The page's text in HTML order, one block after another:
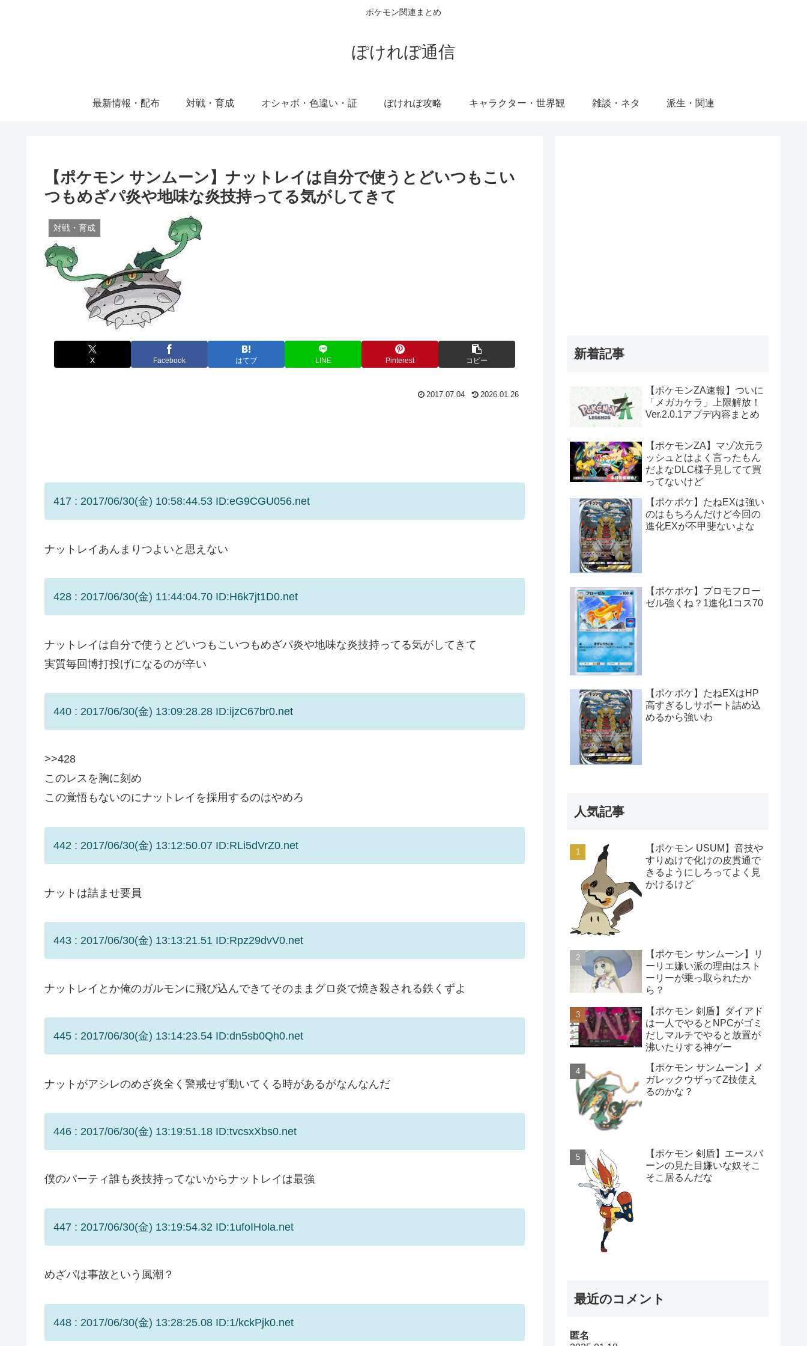
ポケモン関連まとめ
ぽけれぽ通信
最新情報・配布 対戦・育成 オシャボ・色違い・証 ぽけれぽ攻略 キャラクター・世界観 雑談・ネタ 派生・関連
【ポケモン サンムーン】ナットレイは自分で使うとどいつもこい
つもめざパ炎や地味な炎技持ってる気がしてきて
対戦・育成
X Facebook はてブ LINE Pinterest コピー
2017.07.04 2026.01.26
417 : 2017/06/30(金) 10:58:44.53 ID:eG9CGU056.net
ナットレイあんまりつよいと思えない
428 : 2017/06/30(金) 11:44:04.70 ID:H6k7jt1D0.net
ナットレイは自分で使うとどいつもこいつもめざパ炎や地味な炎技持ってる気がしてきて
実質毎回博打投げになるのが辛い
440 : 2017/06/30(金) 13:09:28.28 ID:ijzC67br0.net
>>428
このレスを胸に刻め
この覚悟もないのにナットレイを採用するのはやめろ
442 : 2017/06/30(金) 13:12:50.07 ID:RLi5dVrZ0.net
ナットは詰ませ要員
443 : 2017/06/30(金) 13:13:21.51 ID:Rpz29dvV0.net
ナットレイとか俺のガルモンに飛び込んできてそのままグロ炎で焼き殺される鉄くずよ
445 : 2017/06/30(金) 13:14:23.54 ID:dn5sb0Qh0.net
ナットがアシレのめざ炎全く警戒せず動いてくる時があるがなんなんだ
446 : 2017/06/30(金) 13:19:51.18 ID:tvcsxXbs0.net
僕のパーティ誰も炎技持ってないからナットレイは最強
447 : 2017/06/30(金) 13:19:54.32 ID:1ufoIHola.net
めざパは事故という風潮？
448 : 2017/06/30(金) 13:28:25.08 ID:1/kckPjk0.net
新着記事
【ポケモンZA速報】ついに
「メガカケラ」上限解放！
Ver.2.0.1アプデ内容まとめ
【ポケモンZA】マゾ次元ラ
ッシュとはよく言ったもん
だよなDLC様子見してて買
ってないけど
【ポケポケ】たねEXは強い
のはもちろんだけど今回の
進化EXが不甲斐ないよな
【ポケポケ】プロモフロー
ゼル強くね？1進化1コス70
【ポケポケ】たねEXはHP
高すぎるしサポート詰め込
めるから強いわ
人気記事
【ポケモン USUM】音技や
すりぬけで化けの皮貫通で
きるようにしろってよく見
かけるけど
【ポケモン サンムーン】リ
ーリエ嫌い派の理由はスト
ーリーが乗っ取られたか
ら？
【ポケモン 剣盾】ダイアド
は一人でやるとNPCがゴミ
だしマルチでやると放置が
沸いたりする神ゲー
【ポケモン サンムーン】メ
ガレックウザってZ技使え
るのかな？
【ポケモン 剣盾】エースバ
ーンの見た目嫌いな奴そこ
そこ居るんだな
最近のコメント
匿名